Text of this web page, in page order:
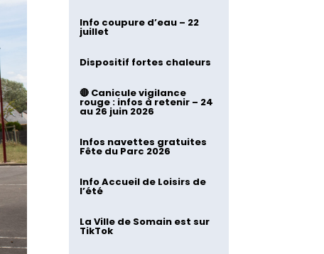
Info coupure d’eau – 22
juillet
Dispositif fortes chaleurs
🔴 Canicule vigilance
rouge : infos à retenir – 24
au 26 juin 2026
Infos navettes gratuites
Fête du Parc 2026
Info Accueil de Loisirs de
l’été
La Ville de Somain est sur
TikTok